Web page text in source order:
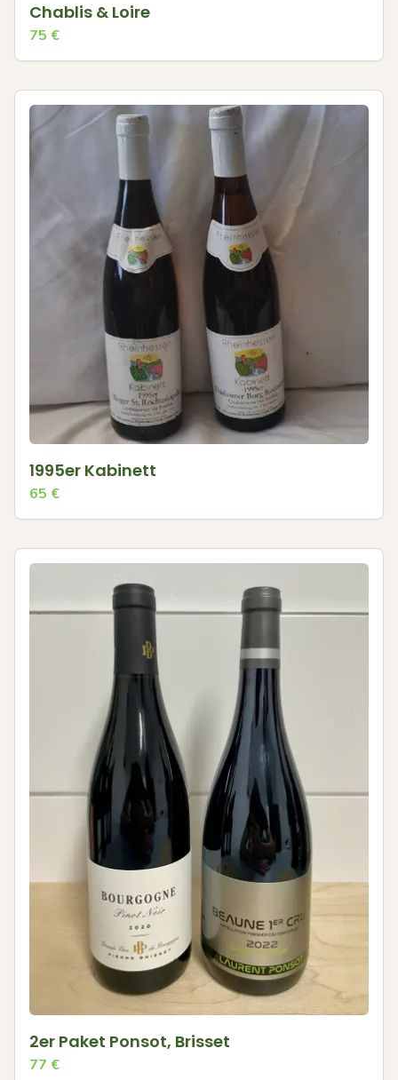
Chablis & Loire
75 €
1995er Kabinett
65 €
2er Paket Ponsot, Brisset
77 €